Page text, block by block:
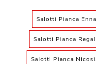
Salotti Pianca Enna
Salotti Pianca
Salotti Pianca